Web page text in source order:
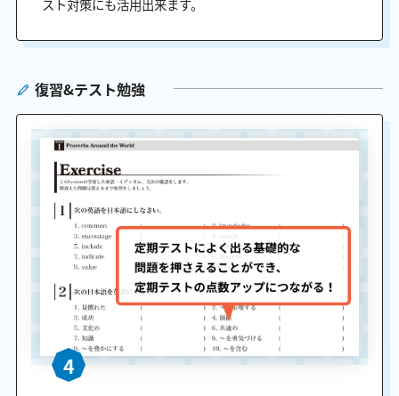
スト対策にも活用出来ます。
復習&テスト勉強
4